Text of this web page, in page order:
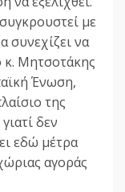
με
συνεχίζει να
κ. Μητσοτάκης
Ένωση,
της
δεν
εδώ μέτρα
αγοράς